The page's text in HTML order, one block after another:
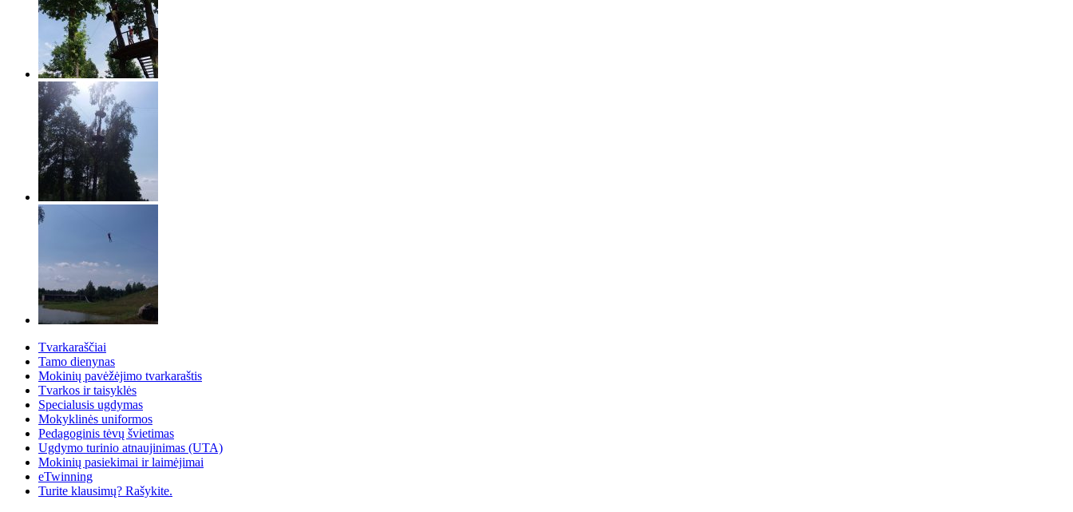
Tvarkaraščiai
Tamo dienynas
Mokinių pavėžėjimo tvarkaraštis
Tvarkos ir taisyklės
Specialusis ugdymas
Mokyklinės uniformos
Pedagoginis tėvų švietimas
Ugdymo turinio atnaujinimas (UTA)
Mokinių pasiekimai ir laimėjimai
eTwinning
Turite klausimų? Rašykite.